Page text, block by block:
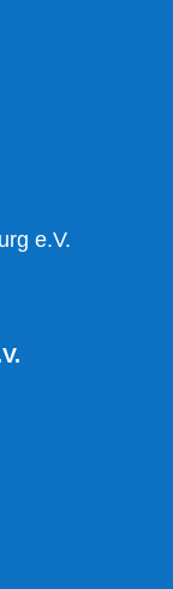
e.V.